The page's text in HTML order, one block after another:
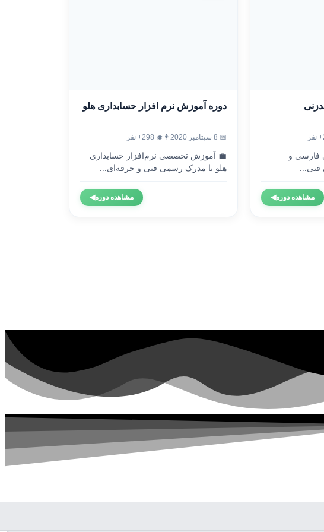
فارسی و
فنی...
مشاهده دوره◀
دوره آموزش نرم افزار حسابداری هلو
📅 8 سپتامبر 2020 👨‍🎓 298+ نفر
💼 آموزش تخصصی نرم‌افزار حسابداری
هلو با مدرک رسمی فنی و حرفه‌ای...
مشاهده دوره◀